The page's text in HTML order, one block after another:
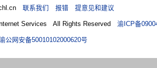
联系我们 报错 提意见和建议
Services All Rights Reserved渝ICP备
公网安备50010102000620号